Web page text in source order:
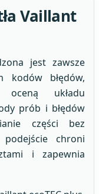
Vaillant
jest zawsze
kodów błędów,
układu
prób i błędów
części bez
chroni
i zapewnia